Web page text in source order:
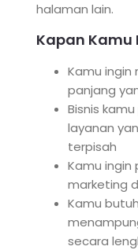
halaman lain.
Kapan Kamu
Kamu ingin
panjang
Bisnis
layanan
terpisah
Kamu ingin
marketing
Kamu
secara